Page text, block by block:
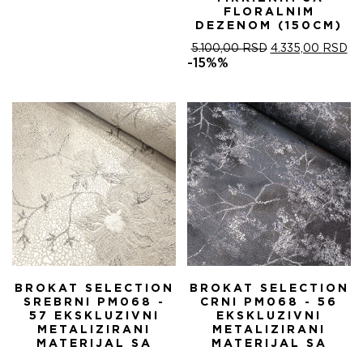
FLORALNIM
DEZENOM (150CM)
5.100,00RSD ОРИГИНАЛНА
5.100,00 RSD.
4.335,00 RSD
-15%%
BROKAT SELECTION
SREBRNI PM068 -
57 EKSKLUZIVNI
METALIZIRANI
MATERIJAL SA
BROKAT SELECTION
CRNI PM068 - 56
EKSKLUZIVNI
METALIZIRANI
MATERIJAL SA